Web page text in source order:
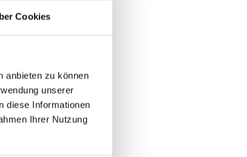
Cookies
anbieten zu können
unserer
diese Informationen
Ihrer Nutzung